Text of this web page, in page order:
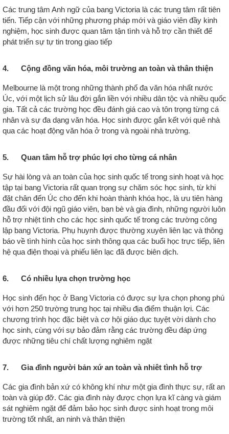
Các trung tâm Anh ngữ của bang Victoria là các trung tâm rất tiên
tiến. Tiếp cận với những phương pháp mới và giáo viên đầy kinh
nghiệm, học sinh được quan tâm tận tình và hỗ trợ cần thiết để
phát triển sự tự tin trong giao tiếp
4. Cộng đồng văn hóa, môi trường an toàn và thân thiện
Melbourne là một trong những thành phố đa văn hóa nhất nước
Úc, với một lịch sử lâu đời gắn liền với nhiều dân tộc và nhiều quốc
gia. Tất cả các trường học đều đánh giá cao và tôn trọng từng cá
nhân và sự đa dạng văn hóa. Học sinh được gắn kết với quê nhà
qua các hoạt động văn hóa ở trong và ngoài nhà trường.
5. Quan tâm hỗ trợ phúc lợi cho từng cá nhân
Sự hài lòng và an toàn của học sinh quốc tế trong sinh hoạt và học
tập tại bang Victoria rất quan trọng sự chăm sóc học sinh, từ khi
đặt chân đến Úc cho đến khi hoàn thành khóa học, là ưu tiên hàng
đầu đối với đội ngũ giáo viên, bạn bè và gia đình, những người luôn
hỗ trợ nhiệt tình cho các học sinh quốc tế trong các trường công
lập bang Victoria. Phụ huynh được thường xuyên liên lạc và thông
báo về tình hình của học sinh thông qua các buổi học trực tiếp, liên
hệ qua điện thoại và phiếu liên lạc đã được biên dịch.
6. Có nhiều lựa chọn trường học
Học sinh đến học ở Bang Victoria có được sự lựa chọn phong phú
với hơn 250 trường trung học tại nhiều địa điểm thuận lợi. Các
chương trình học đặc biệt và cơ hội giáo dục tuyệt vời dành cho
học sinh, cùng với sự bảo đảm rằng các trường đều đáp ứng
được những tiêu chí chất lượng nghiêm ngặt
7. Gia đình người bản xứ an toàn và nhiêt tình hỗ trợ
Các gia đình bản xứ có không khí như một gia đình thực sự, rất an
toàn và giúp đỡ. Các gia đình này được chọn lựa kĩ càng và giám
sát nghiêm ngặt để đảm bảo học sinh được sinh hoạt trong môi
trường tốt nhất, an ninh và thân thiện